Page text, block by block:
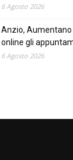
6 Agosto 2026
Anzio,
online gli
6 Agosto 2026